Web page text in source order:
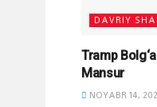
DAVRIY
Tramp
Mansur
NOYABR 14,